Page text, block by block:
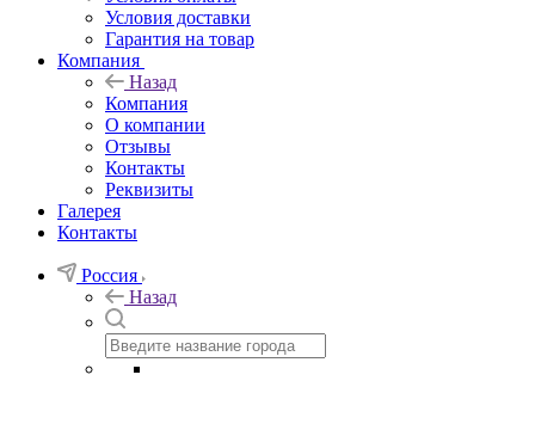
Условия доставки
Гарантия на товар
Компания
Назад
Компания
О компании
Отзывы
Контакты
Реквизиты
Галерея
Контакты
Россия
Назад